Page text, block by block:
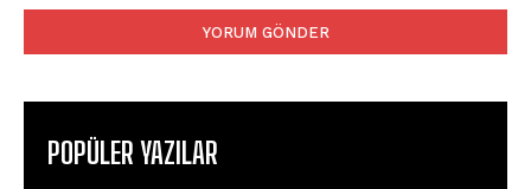
POPÜLER YAZILAR